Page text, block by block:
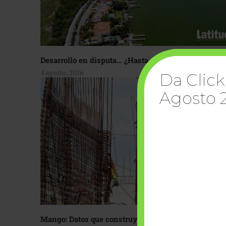
Desarrollo en disputa… ¿Hasta dónde crecer?
4 agosto, 2026
Mango: Datos que construyen confianza
Da
Agosto